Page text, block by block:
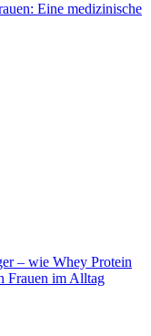
Eine medizinische
– wie Whey Protein
Frauen im Alltag